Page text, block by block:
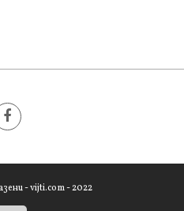
- vijti.com - 2022